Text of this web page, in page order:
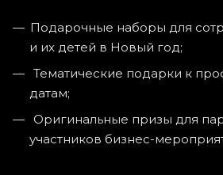
Подарочные наборы для
и их детей в Новый год;
Тематические подарки к
датам;
Оригинальные призы для
участников бизнес-